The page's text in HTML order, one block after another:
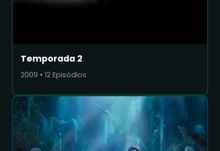
Temporada 2
2009 • 12 Episódios